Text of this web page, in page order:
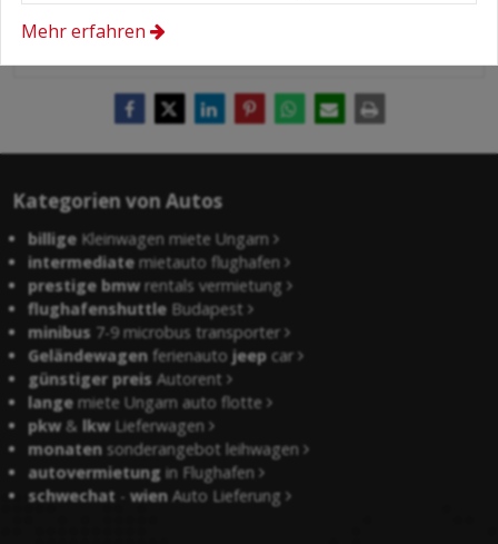
Absenden
Kategorien von Autos
billige Kleinwagen miete Ungarn
intermediate mietauto flughafen
prestige bmwrentals vermietung
flughafenshuttle Budapest
minibus 7-9 microbus transporter
Geländewagen ferienautojeep car
günstiger preis Autorent
lange miete Ungarn auto flotte
pkw&lkwLieferwagen
monaten sonderangebot leihwagen
autovermietung in Flughafen
schwechat -wien Auto Lieferung
Mehr erfahren